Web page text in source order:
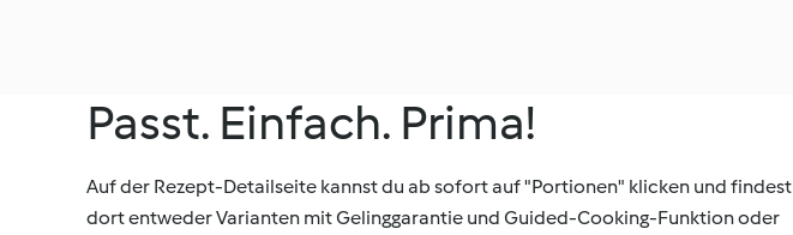
Passt. Einfach. Prima!
Auf der Rezept-Detailseite kannst du ab sofort auf "Portionen" klicken und findest
dort entweder Varianten mit Gelinggarantie und Guided-Cooking-Funktion oder